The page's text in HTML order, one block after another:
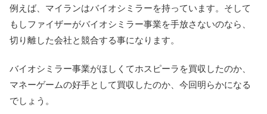
例えば、マイランはバイオシミラーを持っています。そして
もしファイザーがバイオシミラー事業を手放さないのなら、
切り離した会社と競合する事になります。
バイオシミラー事業がほしくてホスピーラを買収したのか、
マネーゲームの好手として買収したのか、今回明らかになる
でしょう。